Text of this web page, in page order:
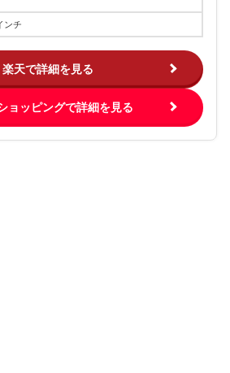
ンチ
楽天で詳細を見る
ョッピングで詳細を見る